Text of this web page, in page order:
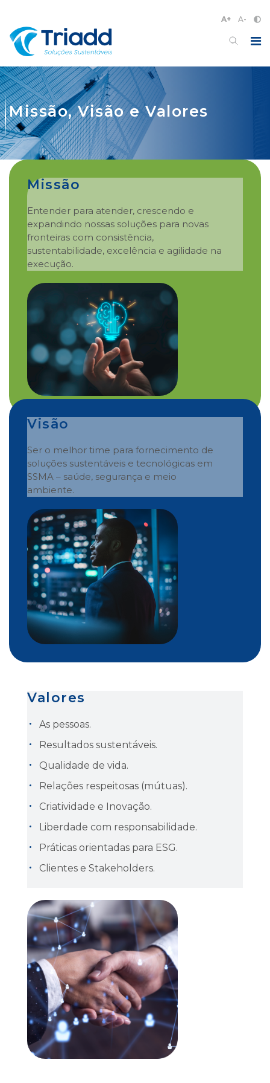
A+ A-
Missão, Visão e Valores
Missão
Entender para atender, crescendo e
expandindo nossas soluções para novas
fronteiras com consistência,
sustentabilidade, excelência e agilidade na
execução.
Visão
Ser o melhor time para fornecimento de
soluções sustentáveis e tecnológicas em
SSMA – saúde, segurança e meio
ambiente.
Valores
As pessoas.
Resultados sustentáveis.
Qualidade de vida.
Relações respeitosas (mútuas).
Criatividade e Inovação.
Liberdade com responsabilidade.
Práticas orientadas para ESG.
Clientes e Stakeholders.